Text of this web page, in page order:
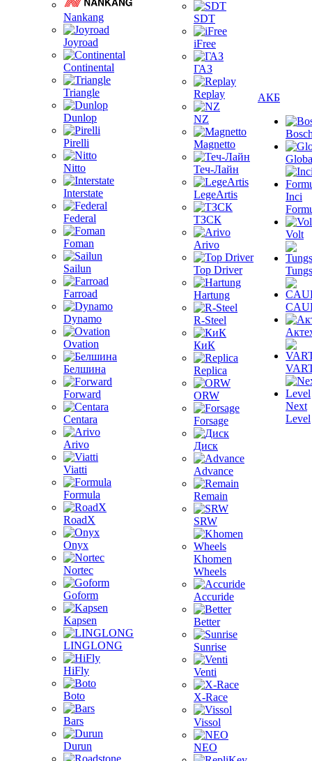
Nankang
Joyroad
Continental
Triangle
Dunlop
Pirelli
Nitto
Interstate
Federal
Foman
Sailun
Farroad
Dynamo
Ovation
Белшина
Forward
Centara
Arivo
Viatti
Formula
RoadX
Onyx
Nortec
Goform
Kapsen
LINGLONG
HiFly
Boto
Bars
Durun
SDT
iFree
ГАЗ
Replay
NZ
Magnetto
Теч-Лайн
LegeArtis
ТЗСК
Arivo
Top Driver
Hartung
R-Steel
КиК
Replica
ORW
Forsage
Диск
Advance
Remain
SRW
Khomen
Wheels
Accuride
Better
Sunrise
Venti
X-Race
Vissol
NEO
АКБ
Inci
Volt
Next
Level